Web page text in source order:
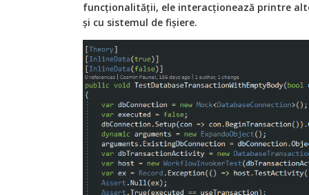
funcționalității, ele interacționează printre
și cu sistemul de fișiere.